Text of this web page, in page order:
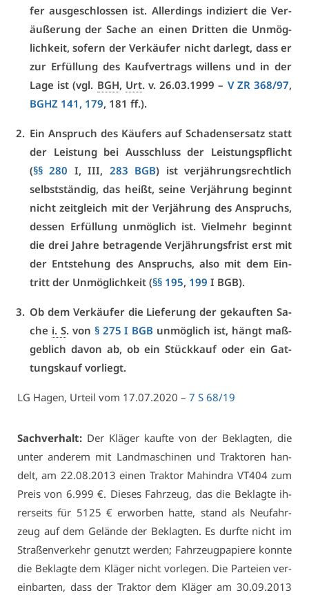
fer aus­ge­schlos­sen ist. Al­ler­dings in­di­ziert die Ver­
äu­ße­rung der Sa­che an ei­nen Drit­ten die Un­mög­
lich­keit, so­fern der Ver­käu­fer nicht dar­legt, dass er
zur Er­fül­lung des Kauf­ver­trags wil­lens und in der
La­ge ist (vgl. BGH, Urt. v. 26.03.1999 – V ZR 368/97,
BGHZ 141, 179, 181 ff.).
Ein An­spruch des Käu­fers auf Scha­dens­er­satz statt
der Leis­tung bei Aus­schluss der Leis­tungs­pflicht
(§§ 280 I, III, 283 BGB) ist ver­jäh­rungs­recht­lich
selbst­stän­dig, das heißt, sei­ne Ver­jäh­rung be­ginnt
nicht zeit­gleich mit der Ver­jäh­rung des An­spruchs,
des­sen Er­fül­lung un­mög­lich ist. Viel­mehr be­ginnt
die drei Jah­re be­tra­gen­de Ver­jäh­rungs­frist erst mit
der Ent­ste­hung des An­spruchs, al­so mit dem Ein­
tritt der Un­mög­lich­keit (§§ 195, 199 I BGB).
Ob dem Ver­käu­fer die Lie­fe­rung der ge­kauf­ten Sa­
che i. S. von § 275 I BGB un­mög­lich ist, hängt maß­
geb­lich da­von ab, ob ein Stück­kauf oder ein Gat­
tungs­kauf vor­liegt.
LG Ha­gen, Ur­teil vom 17.07.2020 – 7 S 68/19
Sach­ver­halt: Der Klä­ger kauf­te von der Be­klag­ten, die
un­ter an­de­rem mit Land­ma­schi­nen und Trak­to­ren han­
delt, am 22.08.2013 ei­nen Trak­tor Ma­hin­dra VT404 zum
Preis von 6.999 €. Die­ses Fahr­zeug, das die Be­klag­te ih­
rer­seits für 5125 € er­wor­ben hat­te, stand als Neu­fahr­
zeug auf dem Ge­län­de der Be­klag­ten. Es durf­te nicht im
Stra­ßen­ver­kehr ge­nutzt wer­den; Fahr­zeug­pa­pie­re konn­te
die Be­klag­te dem Klä­ger nicht vor­le­gen. Die Par­tei­en ver­
ein­bar­ten, dass der Trak­tor dem Klä­ger am 30.09.2013